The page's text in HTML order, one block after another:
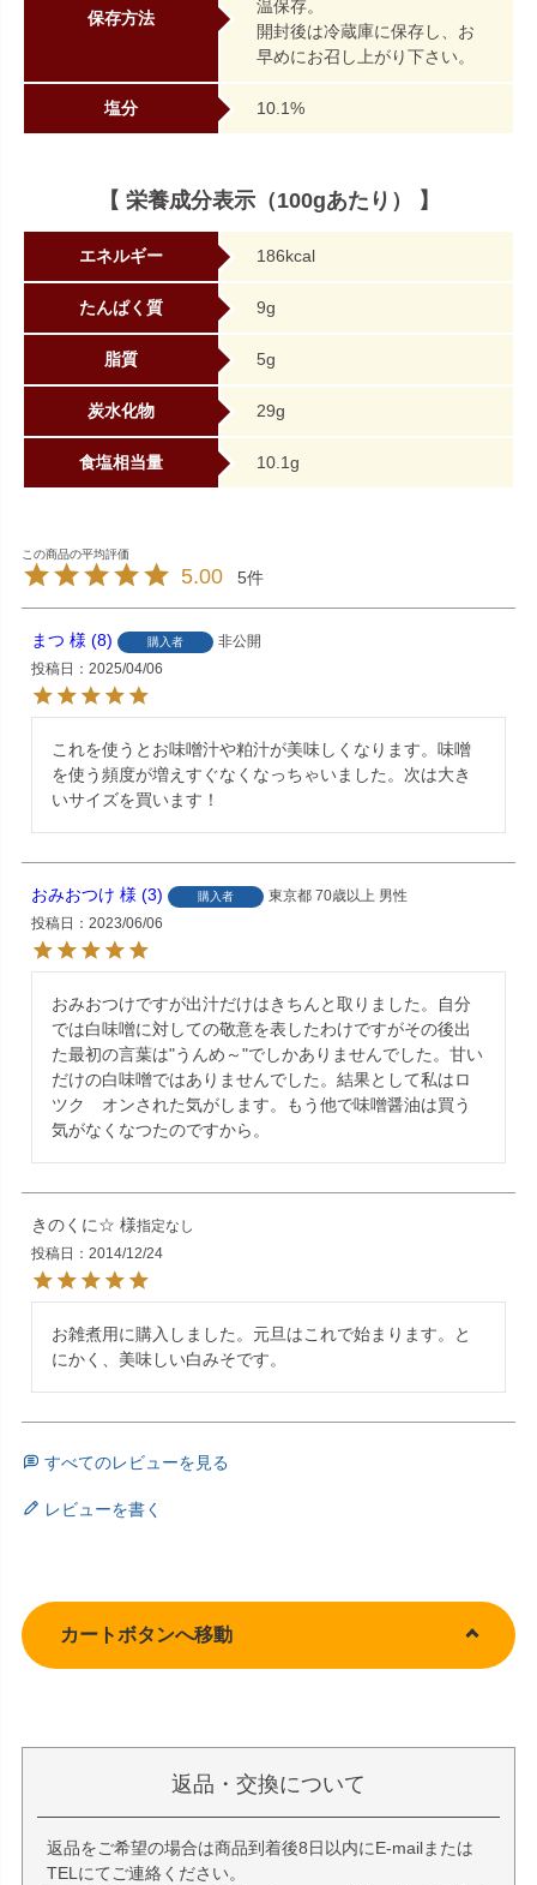
保存方法
温保存。
開封後は冷蔵庫に保存し、お
早めにお召し上がり下さい。
塩分 10.1%
【 栄養成分表示（100gあたり） 】
エネルギー 186kcal
たんぱく質 9g
脂質 5g
炭水化物 29g
食塩相当量 10.1g
5.00 5
まつ 8 購入者
非公開
投稿日
2025/04/06
これを使うとお味噌汁や粕汁が美味しくなります。味噌
を使う頻度が増えすぐなくなっちゃいました。次は大き
いサイズを買います！
おみおつけ 3 購入者 東京都 70歳以上 男性
投稿日
2023/06/06
おみおつけですが出汁だけはきちんと取りました。自分
では白味噌に対しての敬意を表したわけですがその後出
た最初の言葉は"うんめ～"でしかありませんでした。甘い
だけの白味噌ではありませんでした。結果として私はロ
ツク　オンされた気がします。もう他で味噌醤油は買う
気がなくなつたのですから。
きのくに☆
指定なし
投稿日
2014/12/24
お雑煮用に購入しました。元旦はこれで始まります。と
にかく、美味しい白みそです。
すべてのレビューを見る
レビューを書く
カートボタンへ移動
返品・交換について
返品をご希望の場合は商品到着後8日以内にE-mailまたは
TELにてご連絡ください。